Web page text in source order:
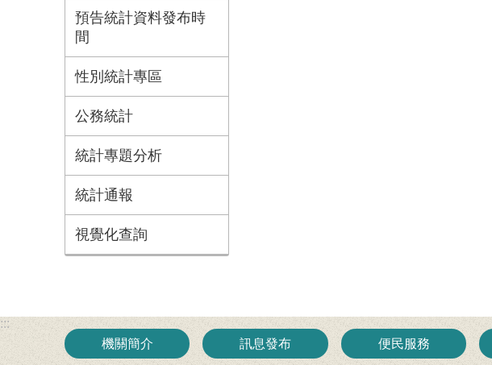
預告統計資料發布時
間
性別統計專區
公務統計
統計專題分析
統計通報
視覺化查詢
:::
機關簡介
訊息發布 便民服務